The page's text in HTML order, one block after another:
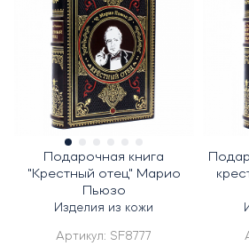
Подарочная книга
"Крестный отец" Марио
Пьюзо
Изделия из кожи
Артикул: SF8777